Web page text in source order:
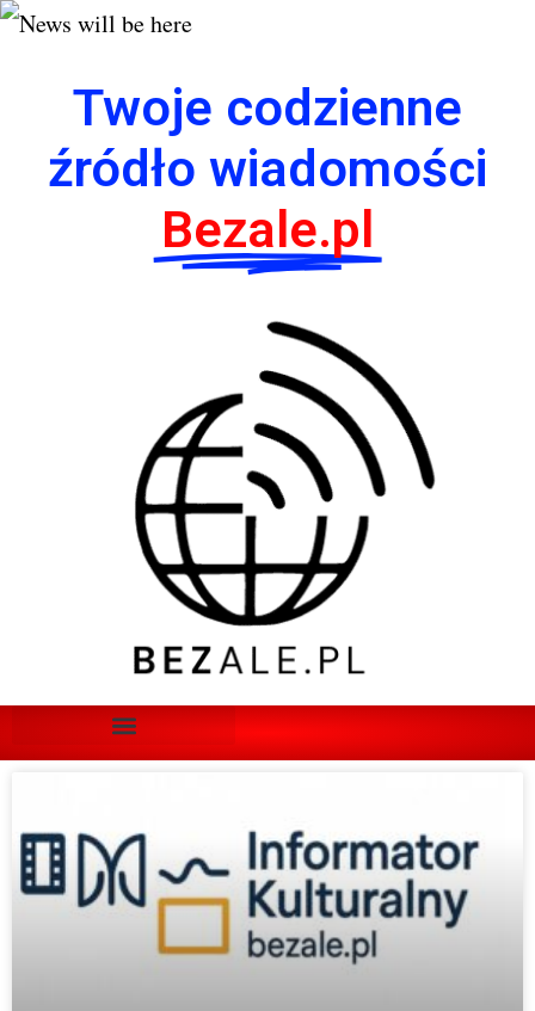
Twoje codzienne
źródło wiadomości
Bezale.pl